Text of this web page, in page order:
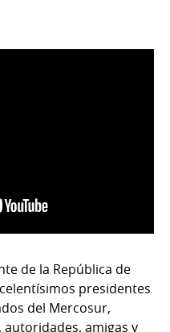
de la República de
presidentes
del Mercosur,
amigas y